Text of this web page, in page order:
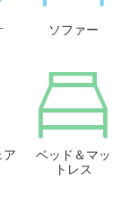
ソファー
ア
ベッド＆マッ
トレス